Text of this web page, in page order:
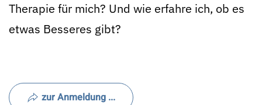
Therapie für mich? Und wie erfahre ich, ob es
etwas Besseres gibt?
zur Anmeldung ...